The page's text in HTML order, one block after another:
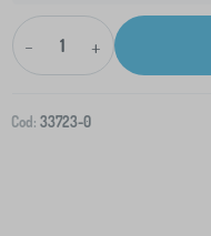
- +
Cod: 33723-0